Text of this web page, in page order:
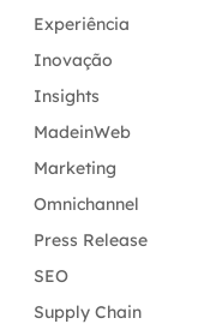
Experiência
Inovação
Insights
MadeinWeb
Marketing
Omnichannel
Press Release
SEO
Supply Chain